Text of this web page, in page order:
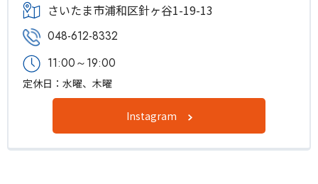
さいたま市浦和区針ヶ谷1-19-13⁡
048-612-8332
11:00～19:00
定休日：水曜、木曜
Instagram